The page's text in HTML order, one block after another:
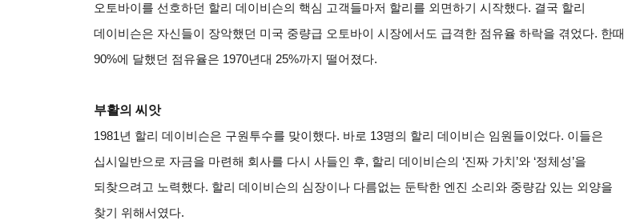
오토바이를 선호하던 할리 데이비슨의 핵심 고객들마저 할리를 외면하기 시작했다. 결국 할리
데이비슨은 자신들이 장악했던 미국 중량급 오토바이 시장에서도 급격한 점유율 하락을 겪었다. 한때
90%에 달했던 점유율은 1970년대 25%까지 떨어졌다.
부활의 씨앗
1981년 할리 데이비슨은 구원투수를 맞이했다. 바로 13명의 할리 데이비슨 임원들이었다. 이들은
십시일반으로 자금을 마련해 회사를 다시 사들인 후, 할리 데이비슨의 ‘진짜 가치’와 ‘정체성’을
되찾으려고 노력했다. 할리 데이비슨의 심장이나 다름없는 둔탁한 엔진 소리와 중량감 있는 외양을
찾기 위해서였다.